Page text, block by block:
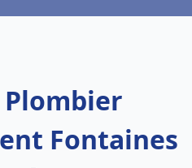
Plombier
Fontaines